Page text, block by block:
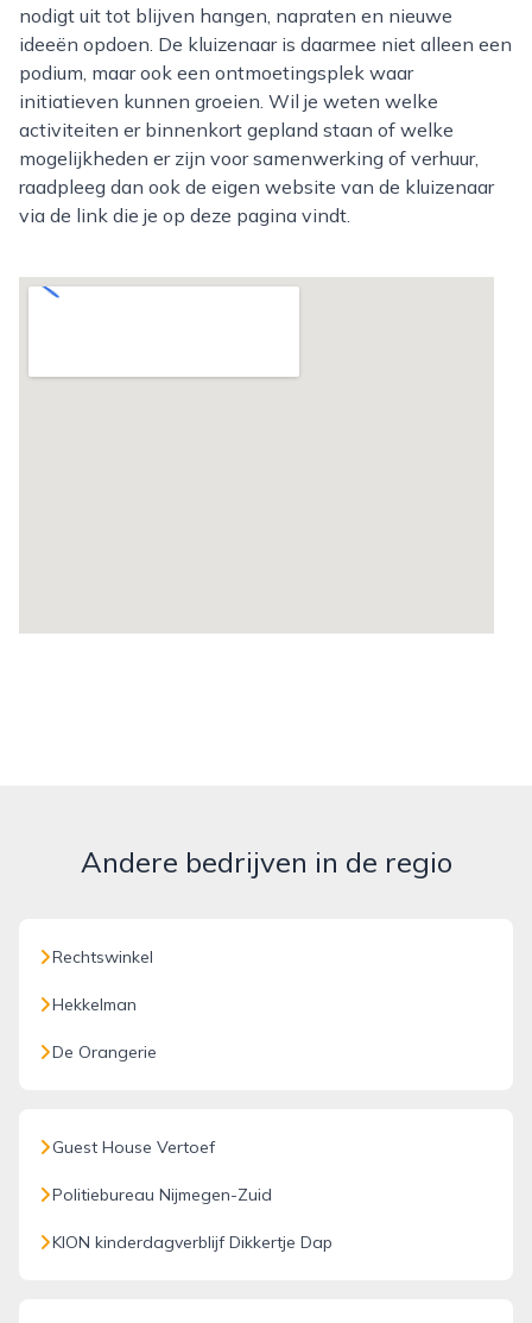
nodigt uit tot blijven hangen, napraten en nieuwe
ideeën opdoen. De kluizenaar is daarmee niet alleen een
podium, maar ook een ontmoetingsplek waar
initiatieven kunnen groeien. Wil je weten welke
activiteiten er binnenkort gepland staan of welke
mogelijkheden er zijn voor samenwerking of verhuur,
raadpleeg dan ook de eigen website van de kluizenaar
via de link die je op deze pagina vindt.
Andere bedrijven in de regio
Rechtswinkel
Hekkelman
De Orangerie
Guest House Vertoef
Politiebureau Nijmegen-Zuid
KION kinderdagverblijf Dikkertje Dap